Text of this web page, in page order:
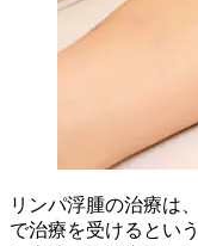
リンパ浮腫の治療は
で治療を受けるとい